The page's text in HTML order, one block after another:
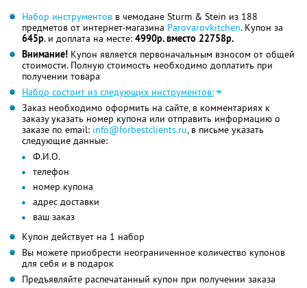
Набор инструментов в чемодане Sturm & Stein из 188
предметов от интернет-магазина Parovarovkitchen. Купон за
645р. и доплата на месте: 4990р. вместо 22758р.
Внимание! Купон является первоначальным взносом от общей
стоимости. Полную стоимость необходимо доплатить при
получении товара
Набор состоит из следующих инструментов:
Заказ необходимо оформить на сайте, в комментариях к
заказу указать номер купона или отправить информацию о
заказе по email: info@forbestclients.ru, в письме указать
следующие данные:
Ф.И.О.
телефон
номер купона
адрес доставки
ваш заказ
Купон действует на 1 набор
Вы можете приобрести неограниченное количество купонов
для себя и в подарок
Предъявляйте распечатанный купон при получении заказа